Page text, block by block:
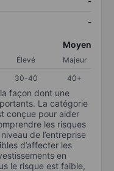
-
Moyen
Élevé
Majeur
30-40 40+
façon dont une
La catégorie
conçue pour aider
les risques
de l’entreprise
d’affecter les
en
le risque est faible,